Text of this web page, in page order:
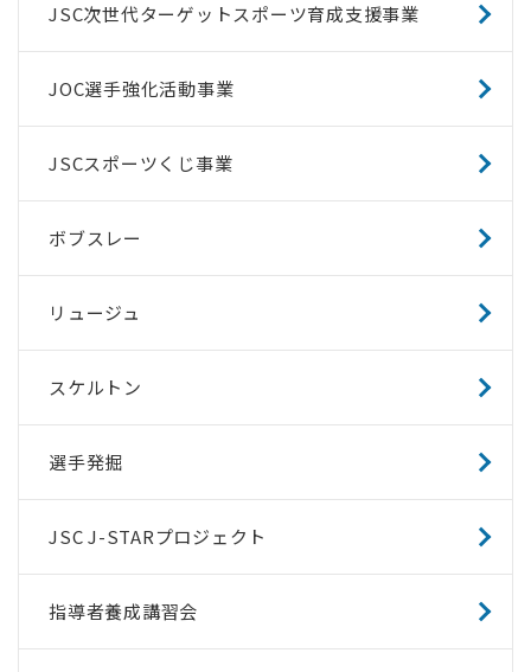
JSC次世代ターゲットスポーツ育成支援事業
JOC選手強化活動事業
JSCスポーツくじ事業
ボブスレー
リュージュ
スケルトン
選手発掘
JSC J-STARプロジェクト
指導者養成講習会